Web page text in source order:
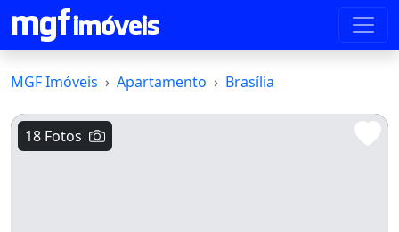
MGF Imóveis Apartamento Brasília
18 Fotos